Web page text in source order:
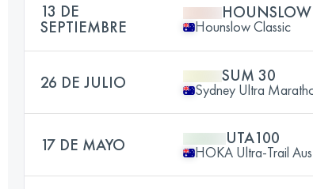
13 DE
SEPTIEMBRE Hounslow Classic
26 DE JULIO SUM 30
Sydney Ultra
17 DE MAYO UTA100
HOKA Ultra-Trail